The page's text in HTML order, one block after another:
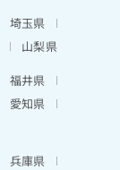
埼玉県
山梨県
福井県
愛知県
兵庫県